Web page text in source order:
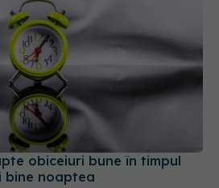
obiceiuri bune în timpul
bine noaptea